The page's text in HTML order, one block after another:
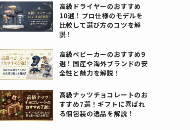
高級ドライヤーのおすすめ
10選！プロ仕様のモデルを
比較して選び方のコツを解
説！
高級ベビーカーのおすすめ9
選！国産や海外ブランドの安
全性と魅力を解説！
高級ナッツチョコレートのお
すすめ7選！ギフトに喜ばれ
る個包装の逸品を解説！